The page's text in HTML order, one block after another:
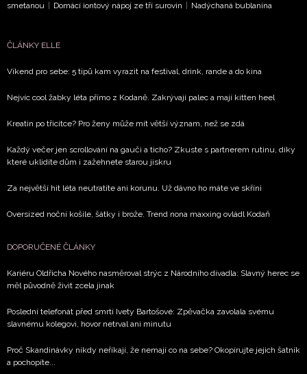
smetanou
Domácí iontový nápoj ze tří surovin Nadýchaná bublanina
ČLÁNKY ELLE
Víkend pro sebe: 5 tipů kam vyrazit na festival, drink, rande a do kina
Nejvíc cool žabky léta přímo z Kodaně. Zakrývají palec a mají kitten heel
Kreatin po třicítce? Pro ženy může mít větší význam, než se zdá
Každý večer jen scrollování na gauči a ticho? Zkuste s partnerem rutinu, díky
které uklidíte dům i zažehnete starou jiskru
Za největší hit léta neutratíte ani korunu. Už dávno ho máte ve skříni
Oversized noční košile, šátky i brože. Trend nona maxxing ovládl Kodaň
DOPORUČENÉ ČLÁNKY
Kariéru Oldřicha Nového nasměroval strýc z Národního divadla: Slavný herec se
měl původně živit zcela jinak
Poslední telefonát před smrtí Ivety Bartošové: Zpěvačka zavolala svému
slavnému kolegovi, hovor netrval ani minutu
Proč Skandinávky nikdy neříkají, že nemají co na sebe? Okopírujte jejich šatník
a pochopíte...